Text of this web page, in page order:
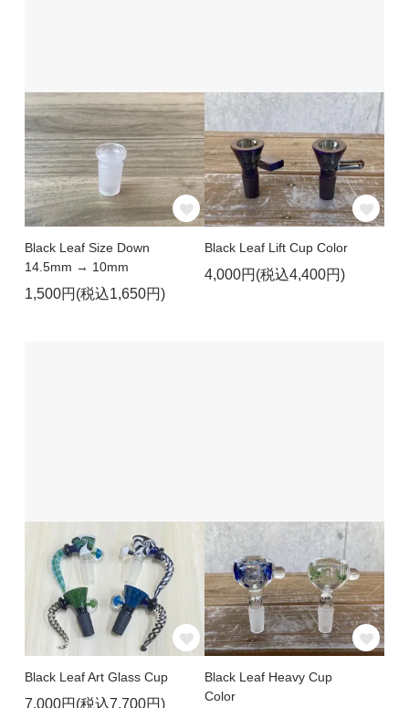
Black Leaf Size Down
14.5mm → 10mm
1,500円(税込1,650円)
Black Leaf Lift Cup Color
4,000円(税込4,400円)
Black Leaf Art Glass Cup
7,000円(税込7,700円)
Black Leaf Heavy Cup
Color